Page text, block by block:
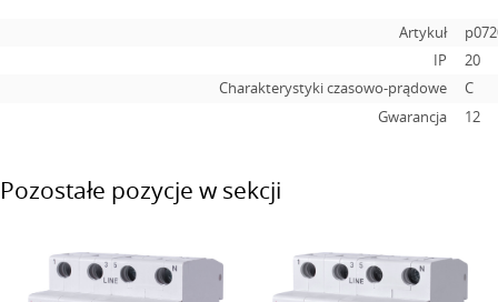
Artykuł
IP
20
Charakterystyki czasowo-prądowe
C
Gwarancja
12
Pozostałe pozycje w sekcji